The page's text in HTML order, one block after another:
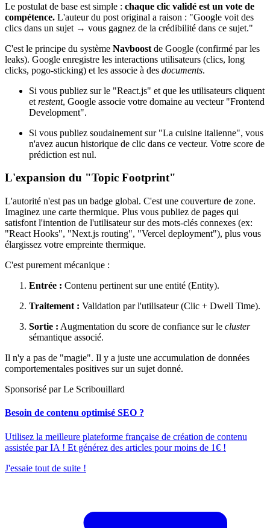
Le postulat de base est simple : chaque clic validé est un vote de
compétence. L'auteur du post original a raison : "Google voit des
clics dans un sujet → vous gagnez de la crédibilité dans ce sujet."
C'est le principe du système Navboost de Google (confirmé par les
leaks). Google enregistre les interactions utilisateurs (clics, long
clicks, pogo-sticking) et les associe à des documents.
Si vous publiez sur le "React.js" et que les utilisateurs cliquent
et restent, Google associe votre domaine au vecteur "Frontend
Development".
Si vous publiez soudainement sur "La cuisine italienne", vous
n'avez aucun historique de clic dans ce vecteur. Votre score de
prédiction est nul.
L'expansion du "Topic Footprint"
L'autorité n'est pas un badge global. C'est une couverture de zone.
Imaginez une carte thermique. Plus vous publiez de pages qui
satisfont l'intention de l'utilisateur sur des mots-clés connexes (ex:
"React Hooks", "Next.js routing", "Vercel deployment"), plus vous
élargissez votre empreinte thermique.
C'est purement mécanique :
Entrée : Contenu pertinent sur une entité (Entity).
Traitement : Validation par l'utilisateur (Clic + Dwell Time).
Sortie : Augmentation du score de confiance sur le cluster
sémantique associé.
Il n'y a pas de "magie". Il y a juste une accumulation de données
comportementales positives sur un sujet donné.
Sponsorisé par Le Scribouillard
Besoin de contenu optimisé SEO ?
Utilisez la meilleure plateforme française de création de contenu
assistée par IA ! Et générez des articles pour moins de 1€ !
J'essaie tout de suite !